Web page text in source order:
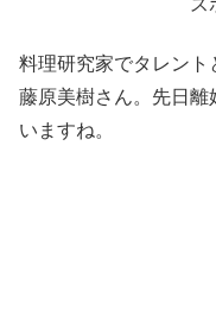
料理研究家でタレント
藤原美樹さん。先日離
いますね。